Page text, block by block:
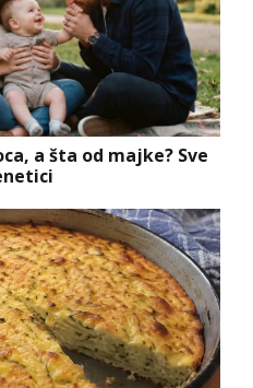
a šta od majke? Sve